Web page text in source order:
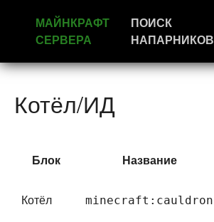
МАЙНКРАФТ
СЕРВЕРА
ПОИСК
НАПАРНИКОВ
Котёл/ИД
Блок Название
Котёл
minecraft:cauldron